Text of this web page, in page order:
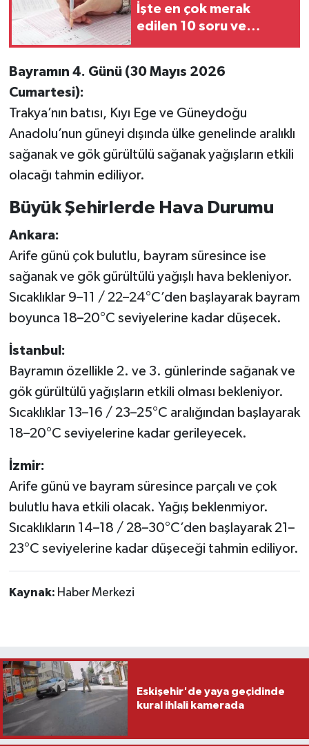
İşte en çok merak
edilen 10 soru ve
Bayramın 4. Günü (30 Mayıs 2026
Cumartesi):
Trakya’nın batısı, Kıyı Ege ve Güneydoğu
Anadolu’nun güneyi dışında ülke genelinde aralıklı
sağanak ve gök gürültülü sağanak yağışların etkili
olacağı tahmin ediliyor.
Büyük Şehirlerde Hava Durumu
Ankara:
Arife günü çok bulutlu, bayram süresince ise
sağanak ve gök gürültülü yağışlı hava bekleniyor.
Sıcaklıklar 9–11 / 22–24°C’den başlayarak bayram
boyunca 18–20°C seviyelerine kadar düşecek.
İstanbul:
Bayramın özellikle 2. ve 3. günlerinde sağanak ve
gök gürültülü yağışların etkili olması bekleniyor.
Sıcaklıklar 13–16 / 23–25°C aralığından başlayarak
18–20°C seviyelerine kadar gerileyecek.
İzmir:
Arife günü ve bayram süresince parçalı ve çok
bulutlu hava etkili olacak. Yağış beklenmiyor.
Sıcaklıkların 14–18 / 28–30°C’den başlayarak 21–
23°C seviyelerine kadar düşeceği tahmin ediliyor.
Kaynak: Haber Merkezi
Eskişehir'de yaya geçidinde
kural ihlali kamerada